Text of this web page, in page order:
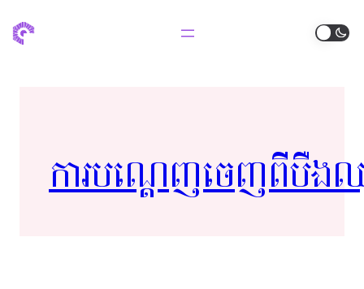
ការ​បណ្ដេញ​ចេញ​ពី​បឺ